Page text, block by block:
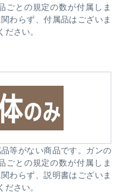
ごとの規定の数が付属しま
わらず、付属品はございま
さい。
等がない商品です。ガンの
ごとの規定の数が付属しま
わらず、説明書はございま
さい。